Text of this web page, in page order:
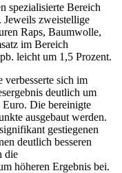
spezialisierte Bereich
zweistellige
Raps, Baumwolle,
im Bereich
leicht um 1,5 Prozent.
sich im
deutlich um
Die bereinigte
ausgebaut werden.
gestiegenen
deutlich besseren
die
höheren Ergebnis bei.